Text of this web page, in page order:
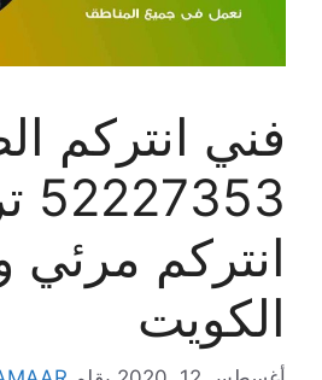
فني انتركم
انتركم مرئي
الكويت